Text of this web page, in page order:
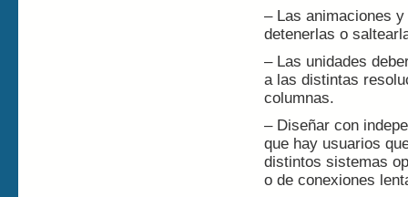
– Las animaciones
detenerlas o
– Las unidades
a las distintas
columnas.
– Diseñar con
que hay usuarios
distintos sistemas
o de conexiones